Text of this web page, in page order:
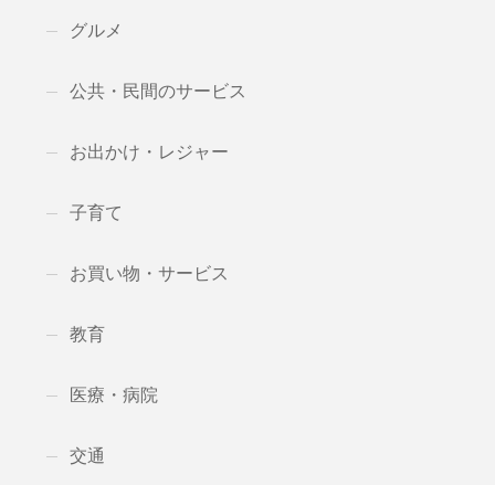
グルメ
公共・民間のサービス
お出かけ・レジャー
子育て
お買い物・サービス
教育
医療・病院
交通